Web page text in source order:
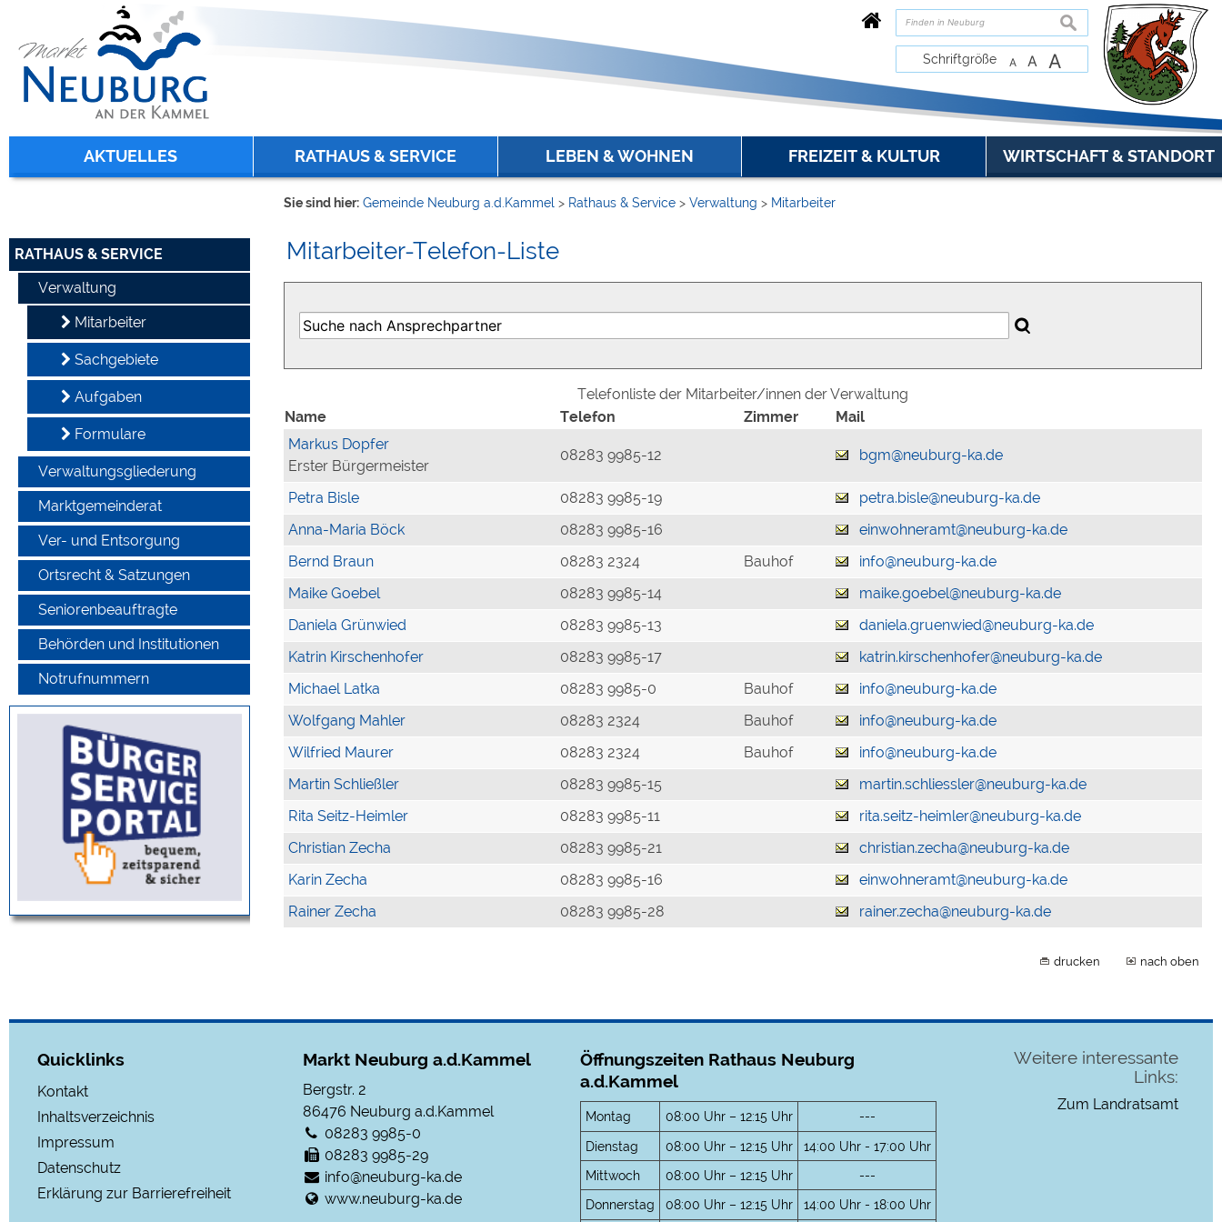
zur Navigation oder zur Startseitespringen.
suchen
Schriftgröße A A A
AKTUELLES RATHAUS & SERVICE LEBEN & WOHNEN FREIZEIT & KULTUR WIRTSCHAFT & STANDORT
RATHAUS & SERVICE
Verwaltung
Mitarbeiter
Sachgebiete
Aufgaben
Formulare
Verwaltungsgliederung
Marktgemeinderat
Ver- und Entsorgung
Ortsrecht & Satzungen
Seniorenbeauftragte
Behörden und Institutionen
Notrufnummern
Sie sind hier: Gemeinde Neuburg a.d.Kammel > Rathaus & Service > Verwaltung > Mitarbeiter
Mitarbeiter-Telefon-Liste
Telefonliste der Mitarbeiter/innen der Verwaltung
Name
Telefon Zimmer
Mail
Markus Dopfer
Erster Bürgermeister
08283 9985-12 bgm@neuburg-ka.de
Petra Bisle 08283 9985-19
petra.bisle@neuburg-ka.de
Anna-Maria Böck
08283 9985-16
einwohneramt@neuburg-ka.de
Bernd Braun
08283 2324 Bauhof
info@neuburg-ka.de
Maike Goebel
08283 9985-14
maike.goebel@neuburg-ka.de
Daniela Grünwied
08283 9985-13
daniela.gruenwied@neuburg-ka.de
Katrin Kirschenhofer
08283 9985-17
katrin.kirschenhofer@neuburg-ka.de
Michael Latka
08283 9985-0 Bauhof
info@neuburg-ka.de
Wolfgang Mahler
08283 2324 Bauhof
info@neuburg-ka.de
Wilfried Maurer
08283 2324 Bauhof
info@neuburg-ka.de
Martin Schließler
08283 9985-15
martin.schliessler@neuburg-ka.de
Rita Seitz-Heimler
08283 9985-11
rita.seitz-heimler@neuburg-ka.de
Christian Zecha
08283 9985-21
christian.zecha@neuburg-ka.de
Karin Zecha
08283 9985-16
einwohneramt@neuburg-ka.de
Rainer Zecha
08283 9985-28 rainer.zecha@neuburg-ka.de
drucken nach oben
Quicklinks
Kontakt
Inhaltsverzeichnis
Impressum
Datenschutz
Erklärung zur Barrierefreiheit
Markt Neuburg a.d.Kammel
Bergstr. 2
86476 Neuburg a.d.Kammel
08283 9985-0
08283 9985-29
info@neuburg-ka.de
www.neuburg-ka.de
Öffnungszeiten Rathaus Neuburg
a.d.Kammel
Montag 08:00 Uhr – 12:15 Uhr
---
Dienstag
08:00 Uhr – 12:15 Uhr
14:00 Uhr - 17:00 Uhr
Mittwoch
08:00 Uhr – 12:15 Uhr
---
Donnerstag
08:00 Uhr – 12:15 Uhr 14:00 Uhr - 18:00 Uhr
Weitere interessante
Links:
Zum Landratsamt